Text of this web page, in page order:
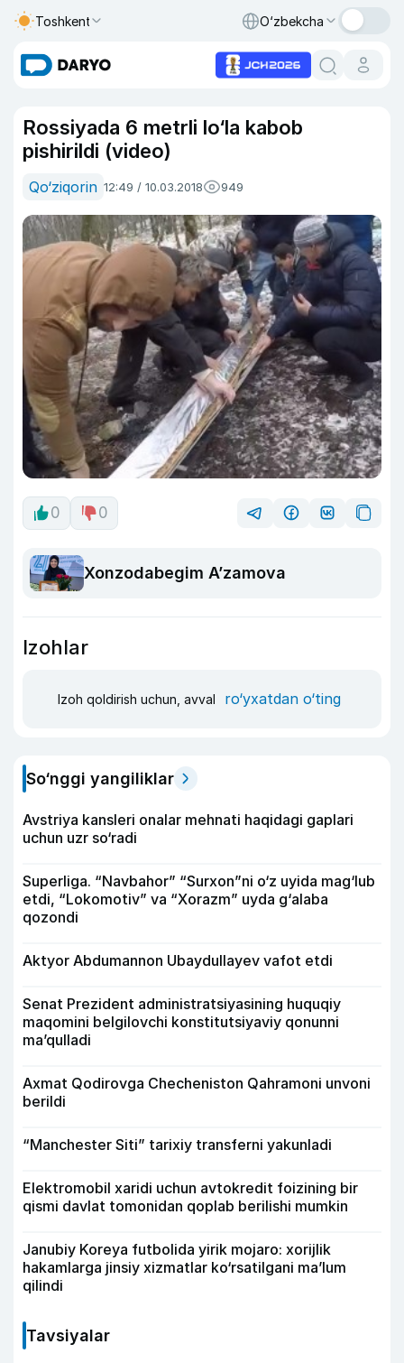
Toshkent O‘zbekcha
Rossiyada 6 metrli lo‘la kabob
pishirildi (video)
Qo‘ziqorin 12:49 / 10.03.2018 949
0 0
Xonzodabegim A’zamova
Izohlar
Izoh qoldirish uchun, avval ro‘yxatdan o‘ting
So‘nggi yangiliklar
Avstriya kansleri onalar mehnati haqidagi gaplari
uchun uzr so‘radi
Superliga. “Navbahor” “Surxon”ni o‘z uyida mag‘lub
etdi, “Lokomotiv” va “Xorazm” uyda g‘alaba
qozondi
Aktyor Abdu­mannon Ubaydullayev vafot etdi
Senat Prezident administratsiyasining huquqiy
maqomini belgilovchi konstitutsiyaviy qonunni
ma’qulladi
Axmat Qodirovga Checheniston Qahramoni unvoni
berildi
“Manchester Siti” tarixiy transferni yakunladi
Elektromobil xaridi uchun avtokredit foizining bir
qismi davlat tomonidan qoplab berilishi mumkin
Janubiy Koreya futbolida yirik mojaro: xorijlik
hakamlarga jinsiy xizmatlar ko‘rsatilgani ma’lum
qilindi
Tavsiyalar